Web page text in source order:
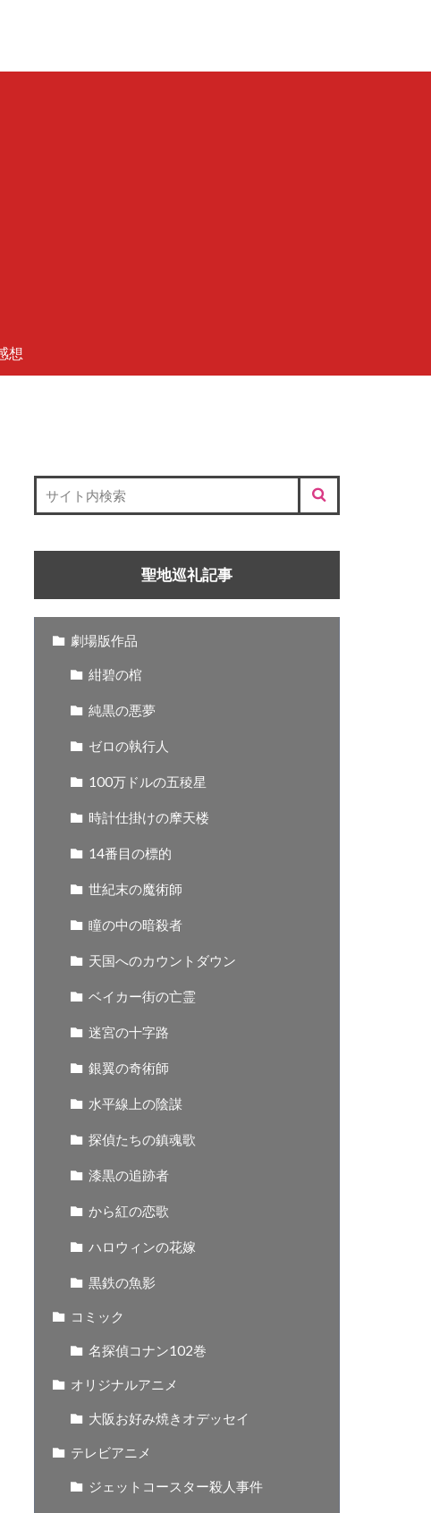
想
聖地巡礼記事
劇場版作品
紺碧の棺
純黒の悪夢
ゼロの執行人
100万ドルの五稜星
時計仕掛けの摩天楼
14番目の標的
世紀末の魔術師
瞳の中の暗殺者
天国へのカウントダウン
ベイカー街の亡霊
迷宮の十字路
銀翼の奇術師
水平線上の陰謀
探偵たちの鎮魂歌
漆黒の追跡者
から紅の恋歌
ハロウィンの花嫁
黒鉄の魚影
コミック
名探偵コナン102巻
オリジナルアニメ
大阪お好み焼きオデッセイ
テレビアニメ
ジェットコースター殺人事件